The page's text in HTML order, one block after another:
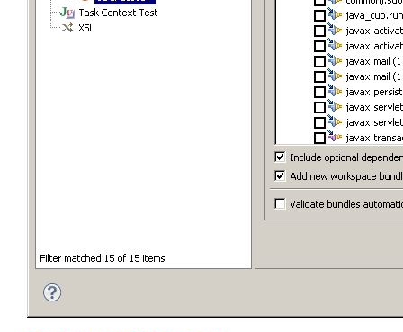
System.out.println("Stop Bundle ["
+ context.getBundle().getSymbolicName() +